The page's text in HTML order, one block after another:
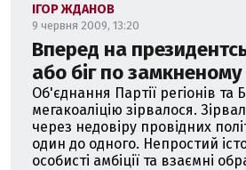
ІГОР ЖДАНОВ
9 червня 2009, 13:20
Вперед на
або біг по
Об'єднання Партії регіонів та
мегакоаліцію зірвалося.
через недовіру провідних
один до одного. Непростий
особисті амбіції та взаємні